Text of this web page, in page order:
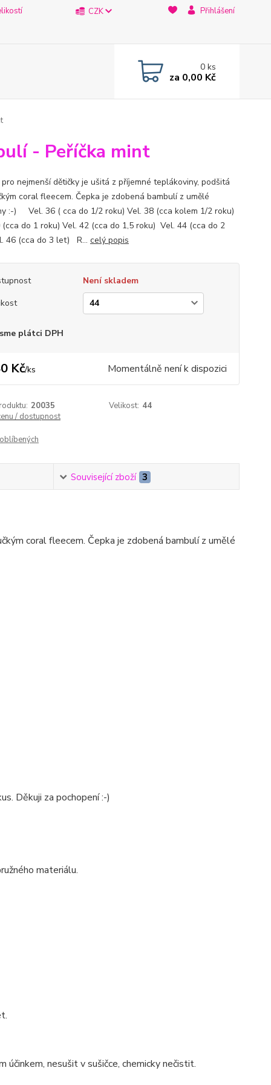
CZK Přihlášení
0ks
za 0,00 Kč
- Peříčka mint
pro nejmenší dětičky je ušitá z příjemné teplákoviny, podšitá
coral fleecem. Čepka je zdobená bambulí z umělé
:-) Vel. 36 ( cca do 1/2 roku) Vel. 38 (cca kolem 1/2 roku)
(cca do 1 roku) Vel. 42 (cca do 1,5 roku) Vel. 44 (cca do 2
46 (cca do 3 let) R... celý popis
Není skladem
plátci DPH
Kč/ks Momentálně není k dispozici
20035 Velikost: 44
/ dostupnost
Související zboží 3
coral fleecem. Čepka je zdobená bambulí z umělé
Děkuji za pochopení :-)
materiálu.
účinkem, nesušit v sušičce, chemicky nečistit.